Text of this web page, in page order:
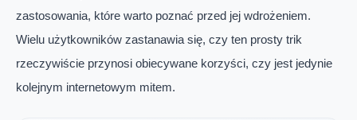
zastosowania, które warto poznać przed jej wdrożeniem.
Wielu użytkowników zastanawia się, czy ten prosty trik
rzeczywiście przynosi obiecywane korzyści, czy jest jedynie
kolejnym internetowym mitem.